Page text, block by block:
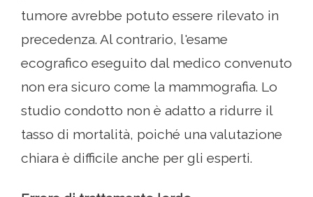
tumore avrebbe potuto essere rilevato in
precedenza. Al contrario, l'esame
ecografico eseguito dal medico convenuto
non era sicuro come la mammografia. Lo
studio condotto non è adatto a ridurre il
tasso di mortalità, poiché una valutazione
chiara è difficile anche per gli esperti.